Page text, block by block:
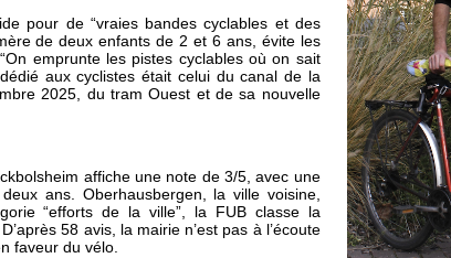
pour de “vraies bandes cyclables et des
de deux enfants de 2 et 6 ans, évite les
emprunte les pistes cyclables où on sait
aux cyclistes était celui du canal de la
2025, du tram Ouest et de sa nouvelle
affiche une note de 3/5, avec une
ans. Oberhausbergen, la ville voisine,
“efforts de la ville”, la FUB classe la
58 avis, la mairie n’est pas à l’écoute
faveur du vélo.